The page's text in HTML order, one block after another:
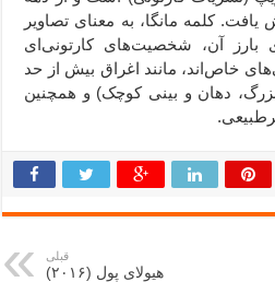
یافت. کلمه مانگا، به معنای تصاویر
آن، شخصیت‌های کارتونی‌ای
خاص‌اند، مانند اغراق بیش از حد
دهان و بینی کوچک) و همچنین
قبلی
هیولای پول (۲۰۱۶)